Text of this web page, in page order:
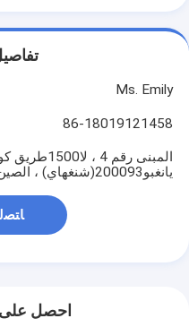
Ms. Emily
86-18019121458
المبنى رقم 4 ،
يانغبو200093(شنغهاي) ، الصين
احصل